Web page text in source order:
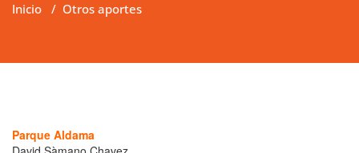
Inicio / Otros aportes
Parque Aldama